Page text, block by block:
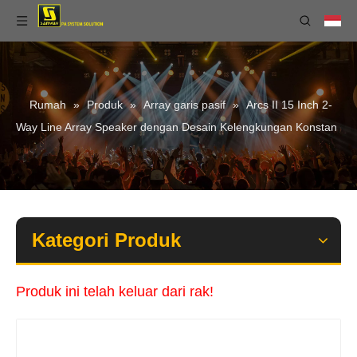
Rumah » Produk » Array garis pasif » Arcs II 15 Inch 2-
Way Line Array Speaker dengan Desain Kelengkungan Konstan
Kategori Produk
Produk ini telah keluar dari rak!